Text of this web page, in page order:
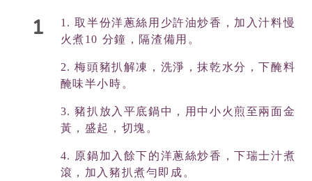
1 1.取半份洋蔥絲用少許油炒香，加入汁料慢
火煮10 分鐘，隔渣備用。
2.梅頭豬扒解凍，洗淨，抹乾水分，下醃料
醃味半小時。
3.豬扒放入平底鍋中，用中小火煎至兩面金
黃，盛起，切塊。
4. 原鍋加入餘下的洋蔥絲炒香，下瑞士汁煮
滾，加入豬扒煮勻即成。